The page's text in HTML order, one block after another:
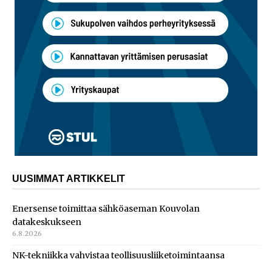
UUSIMMAT ARTIKKELIT
Enersense toimittaa sähköaseman Kouvolan
datakeskukseen
6.8.2026
NK-tekniikka vahvistaa teollisuusliiketoimintaansa